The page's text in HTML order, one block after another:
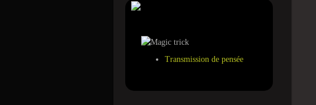
Transmission de pensée